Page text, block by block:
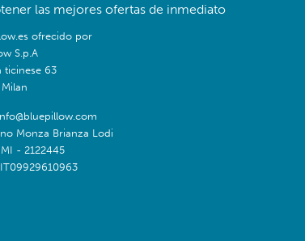
las mejores ofertas de inmediato
ofrecido por
S.p.A
ticinese 63
Monza Brianza Lodi
- 2122445